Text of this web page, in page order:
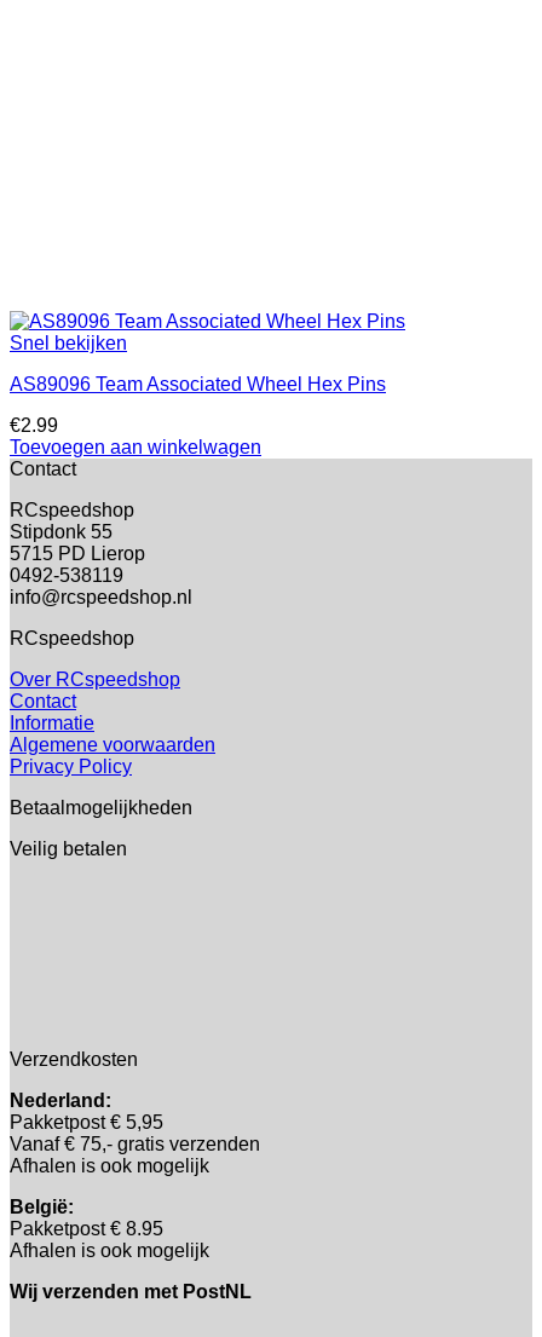
Snel bekijken
AS89096 Team Associated Wheel Hex Pins
€2.99
Toevoegen aan winkelwagen
Contact
RCspeedshop
Stipdonk 55
5715 PD Lierop
0492-538119
info@rcspeedshop.nl
RCspeedshop
Over RCspeedshop
Contact
Informatie
Algemene voorwaarden
Privacy Policy
Betaalmogelijkheden
Veilig betalen
Verzendkosten
Nederland:
Pakketpost € 5,95
Vanaf € 75,- gratis verzenden
Afhalen is ook mogelijk
België:
Pakketpost € 8.95
Afhalen is ook mogelijk
Wij verzenden met PostNL